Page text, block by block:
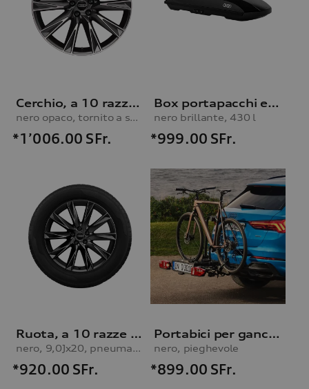
Cerchio, a 10 razze Lamina
nero opaco, tornito a specchio, 9,5Jx21
*1’006.00 SFr.
Box portapacchi e portasci
nero brillante, 430 l
*999.00 SFr.
Ruota, a 10 razze Lamina
nero, 9,0Jx20, pneumatico invernale 255/50 R20 109H XL
*920.00 SFr.
Portabici per gancio traino
nero, pieghevole
*899.00 SFr.